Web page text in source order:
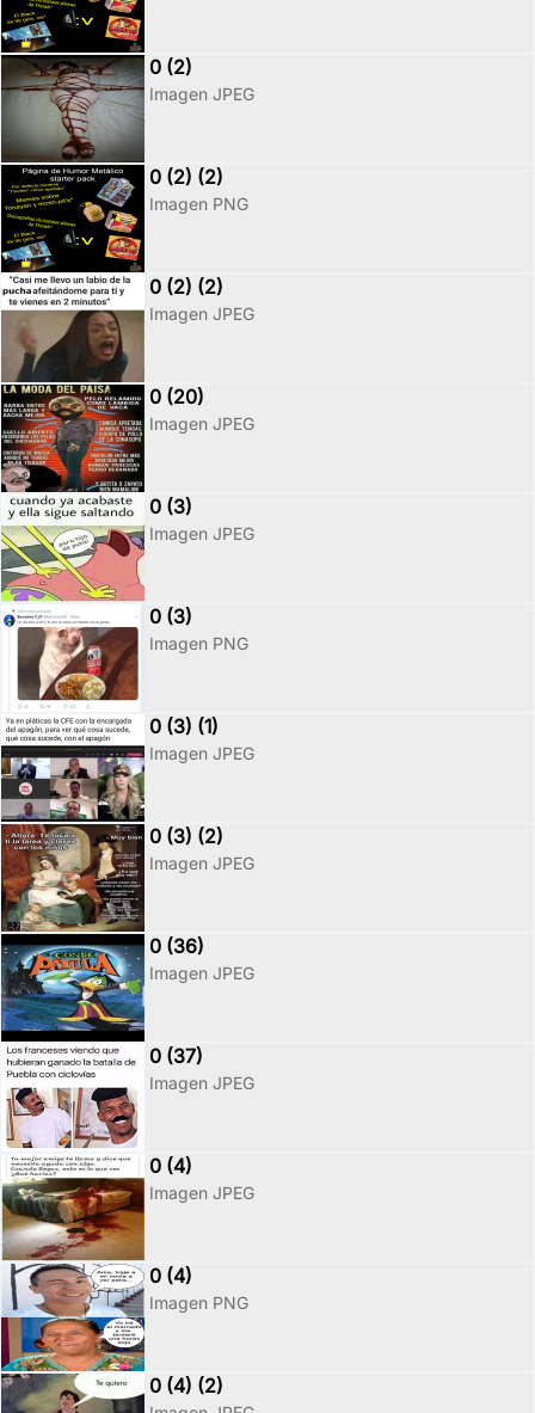
0 (2)
Imagen JPEG
0 (2) (2)
Imagen PNG
0 (2) (2)
Imagen JPEG
0 (20)
Imagen JPEG
0 (3)
Imagen JPEG
0 (3)
Imagen PNG
0 (3) (1)
Imagen JPEG
0 (3) (2)
Imagen JPEG
0 (36)
Imagen JPEG
0 (37)
Imagen JPEG
0 (4)
Imagen JPEG
0 (4)
Imagen PNG
0 (4) (2)